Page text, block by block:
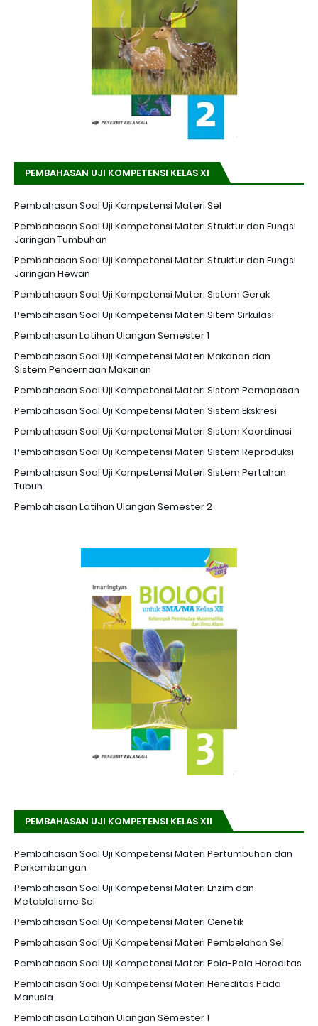
PEMBAHASAN UJI KOMPETENSI KELAS XI
Pembahasan Soal Uji Kompetensi Materi Sel
Pembahasan Soal Uji Kompetensi Materi Struktur dan Fungsi
Jaringan Tumbuhan
Pembahasan Soal Uji Kompetensi Materi Struktur dan Fungsi
Jaringan Hewan
Pembahasan Soal Uji Kompetensi Materi Sistem Gerak
Pembahasan Soal Uji Kompetensi Materi Sitem Sirkulasi
Pembahasan Latihan Ulangan Semester 1
Pembahasan Soal Uji Kompetensi Materi Makanan dan
Sistem Pencernaan Makanan
Pembahasan Soal Uji Kompetensi Materi Sistem Pernapasan
Pembahasan Soal Uji Kompetensi Materi Sistem Ekskresi
Pembahasan Soal Uji Kompetensi Materi Sistem Koordinasi
Pembahasan Soal Uji Kompetensi Materi Sistem Reproduksi
Pembahasan Soal Uji Kompetensi Materi Sistem Pertahan
Tubuh
Pembahasan Latihan Ulangan Semester 2
PEMBAHASAN UJI KOMPETENSI KELAS XII
Pembahasan Soal Uji Kompetensi Materi Pertumbuhan dan
Perkembangan
Pembahasan Soal Uji Kompetensi Materi Enzim dan
Metablolisme Sel
Pembahasan Soal Uji Kompetensi Materi Genetik
Pembahasan Soal Uji Kompetensi Materi Pembelahan Sel
Pembahasan Soal Uji Kompetensi Materi Pola-Pola Hereditas
Pembahasan Soal Uji Kompetensi Materi Hereditas Pada
Manusia
Pembahasan Latihan Ulangan Semester 1